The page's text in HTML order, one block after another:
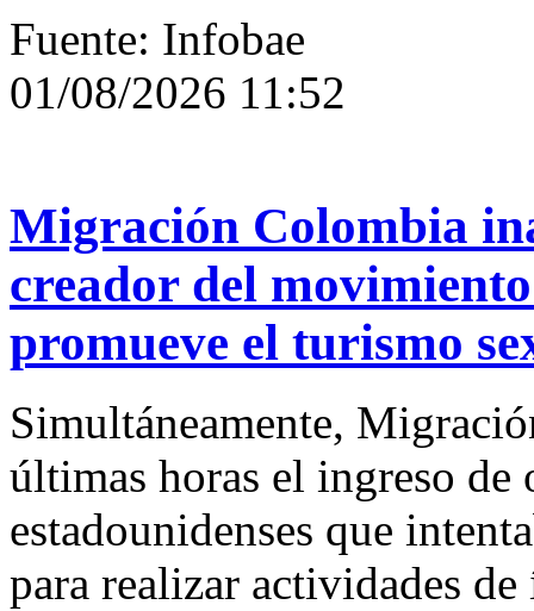
Fuente: Infobae
01/08/2026 11:52
Migración Colombia
creador del
promueve el turismo
Simultáneamente,
últimas horas el ingreso de
estadounidenses que
para realizar actividades